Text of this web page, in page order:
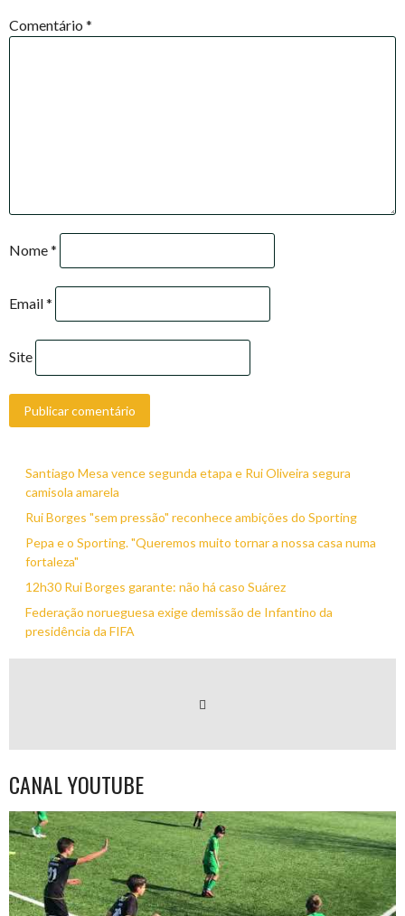
Comentário *
Nome*
Email*
Site
Santiago Mesa vence segunda etapa e Rui Oliveira segura
camisola amarela
Rui Borges "sem pressão" reconhece ambições do Sporting
Pepa e o Sporting. "Queremos muito tornar a nossa casa numa
fortaleza"
12h30 Rui Borges garante: não há caso Suárez
Federação norueguesa exige demissão de Infantino da
presidência da FIFA
CANAL YOUTUBE